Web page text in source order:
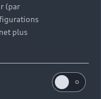
(par
plus